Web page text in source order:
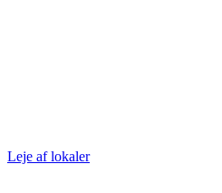
Leje af lokaler